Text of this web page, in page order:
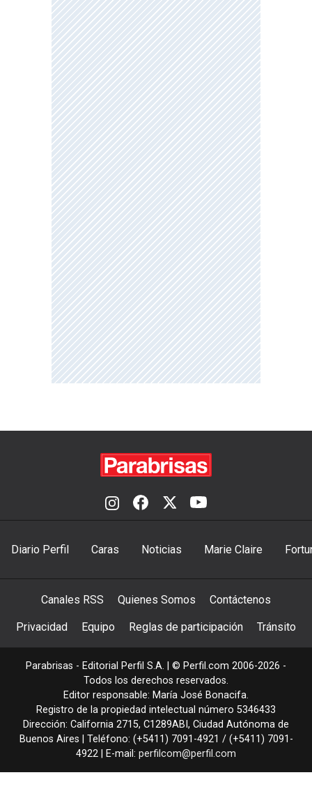
Diario Perfil Caras Noticias Marie Claire
Canales RSS Quienes Somos Contáctenos
Privacidad Equipo Reglas de participación Tránsito
Parabrisas - Editorial Perfil S.A. | © Perfil.com 2006-2026 -
Todos los derechos reservados.
Editor responsable: María José Bonacifa.
Registro de la propiedad intelectual número 5346433
Dirección: California 2715, C1289ABI , Ciudad Autónoma de
Buenos Aires | Teléfono: (+5411) 7091-4921 / (+5411) 7091-
4922 | E-mail: perfilcom@perfil.com